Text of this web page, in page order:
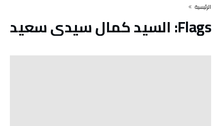
‫الرئيسية‬
Flags: السيد كمال سيدي سعيد